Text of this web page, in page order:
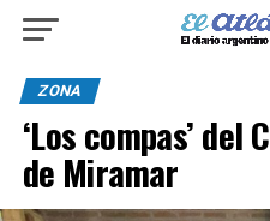
ZONA
‘Los compas’ del
de Miramar